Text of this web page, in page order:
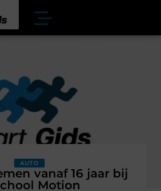
AUTO
vanaf 16 jaar bij
Motion